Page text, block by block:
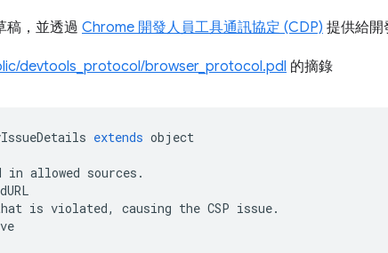
稿，並透過 Chrome 開發人員工具通訊協定 (CDP) 提供給開
devtools_protocol/browser_protocol.pdl 的摘錄
extends object
in allowed sources .
is violated, causing the CSP issue.